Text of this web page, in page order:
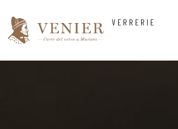
VERRERIE